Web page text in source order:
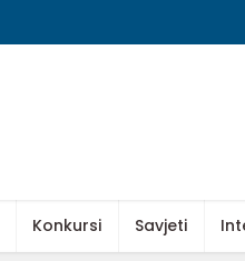
Konkursi Savjeti